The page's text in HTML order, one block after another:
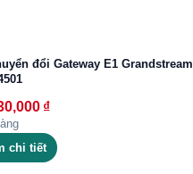
đổi Gateway E1 Grandstream
₫
chi tiết